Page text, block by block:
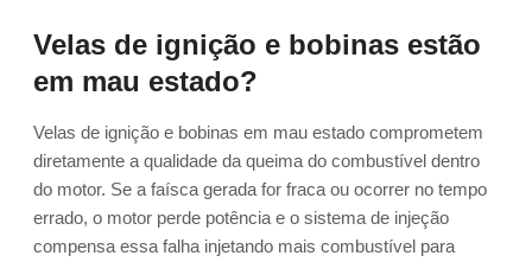
Velas de ignição e bobinas estão
em mau estado?
Velas de ignição e bobinas em mau estado comprometem
diretamente a qualidade da queima do combustível dentro
do motor. Se a faísca gerada for fraca ou ocorrer no tempo
errado, o motor perde potência e o sistema de injeção
compensa essa falha injetando mais combustível para